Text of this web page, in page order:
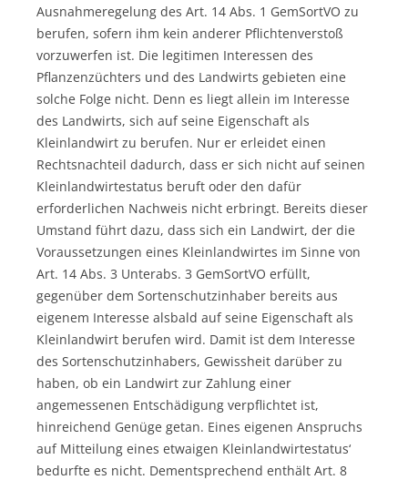
Ausnahmeregelung des Art. 14 Abs. 1 GemSortVO zu
berufen, sofern ihm kein anderer Pflichtenverstoß
vorzuwerfen ist. Die legitimen Interessen des
Pflanzenzüchters und des Landwirts gebieten eine
solche Folge nicht. Denn es liegt allein im Interesse
des Landwirts, sich auf seine Eigenschaft als
Kleinlandwirt zu berufen. Nur er erleidet einen
Rechtsnachteil dadurch, dass er sich nicht auf seinen
Kleinlandwirtestatus beruft oder den dafür
erforderlichen Nachweis nicht erbringt. Bereits dieser
Umstand führt dazu, dass sich ein Landwirt, der die
Voraussetzungen eines Kleinlandwirtes im Sinne von
Art. 14 Abs. 3 Unterabs. 3 GemSortVO erfüllt,
gegenüber dem Sortenschutzinhaber bereits aus
eigenem Interesse alsbald auf seine Eigenschaft als
Kleinlandwirt berufen wird. Damit ist dem Interesse
des Sortenschutzinhabers, Gewissheit darüber zu
haben, ob ein Landwirt zur Zahlung einer
angemessenen Entschädigung verpflichtet ist,
hinreichend Genüge getan. Eines eigenen Anspruchs
auf Mitteilung eines etwaigen Kleinlandwirtestatus‘
bedurfte es nicht. Dementsprechend enthält Art. 8